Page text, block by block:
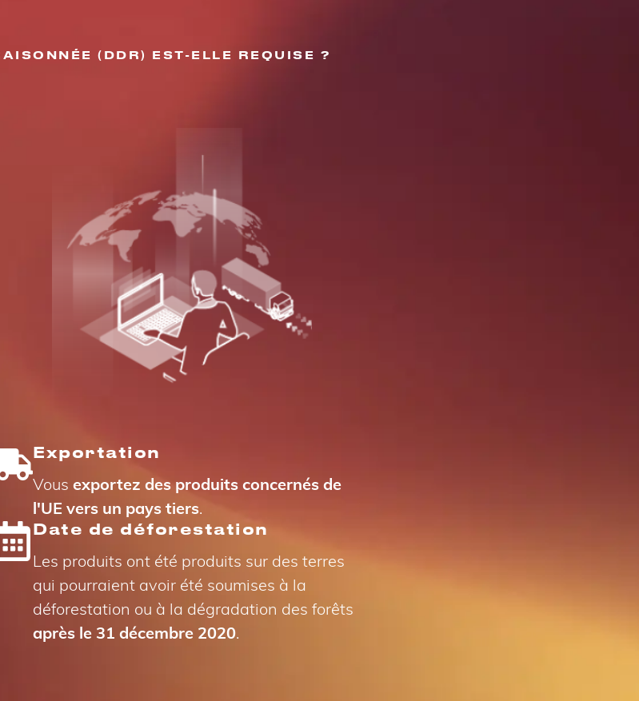
(DDR) EST-ELLE REQUISE ?
Exportation
Vous exportez des produits concernés de
l'UE vers un pays tiers.
Date de déforestation
Les produits ont été produits sur des terres
qui pourraient avoir été soumises à la
déforestation ou à la dégradation des forêts
après le 31 décembre 2020.